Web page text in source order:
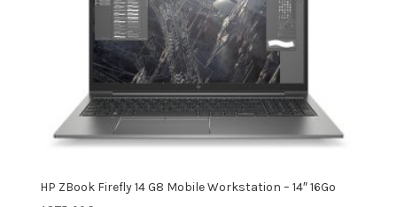
HP ZBook Firefly 14 G8 Mobile Workstation – 14″ 16Go